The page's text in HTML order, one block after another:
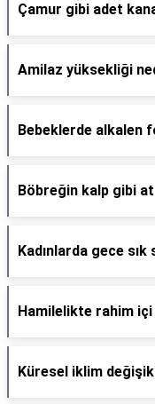
Çamur gibi adet
Amilaz yüksekliği
Bebeklerde alkalen
Böbreğin kalp gibi
Kadınlarda gece
Hamilelikte rahim
Küresel iklim